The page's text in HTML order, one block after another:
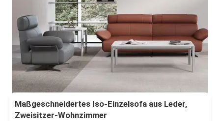
Maßgeschneidertes Iso-Einzelsofa aus Leder,
Zweisitzer-Wohnzimmer